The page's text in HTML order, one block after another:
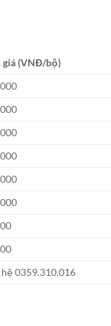
(VNĐ/bộ)
hệ 0359.310.016